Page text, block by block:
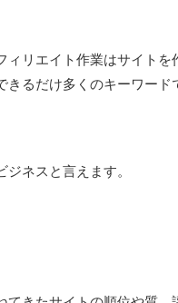
ィリエイト作業はサイトを
きるだけ多くのキーワード
ジネスと言えます。